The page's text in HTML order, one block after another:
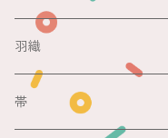
レース足袋
マスキングテープ
袷
銘仙
単衣
羽織
銘仙
帯